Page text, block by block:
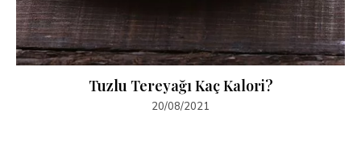
Tuzlu Tereyağı Kaç Kalori?
20/08/2021